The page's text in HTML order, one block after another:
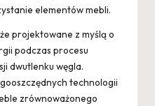
elementów mebli.
projektowane z myślą o
podczas procesu
dwutlenku węgla.
technologii
zrównoważonego